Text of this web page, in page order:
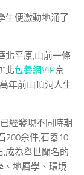
生便激動地涌了
北平原,山前一條
北包養網VIP京
年前山頂洞人生
經發現不同時期
200余件,石器10
成為舉世聞名的
、地層學、環境